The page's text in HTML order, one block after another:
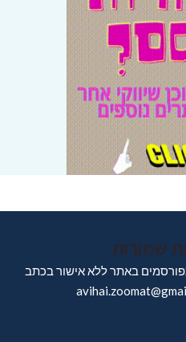
שמורות
באתר ללא אישור בכתב